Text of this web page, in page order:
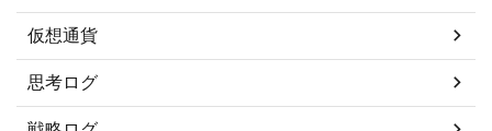
仮想通貨
思考ログ